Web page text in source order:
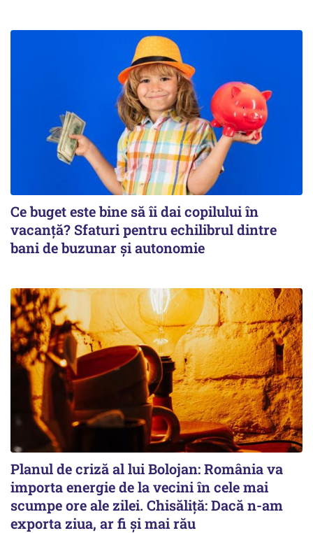
Ce buget este bine să îi dai copilului în
vacanță? Sfaturi pentru echilibrul dintre
bani de buzunar și autonomie
Planul de criză al lui Bolojan: România va
importa energie de la vecini în cele mai
scumpe ore ale zilei. Chisăliță: Dacă n-am
exporta ziua, ar fi și mai rău